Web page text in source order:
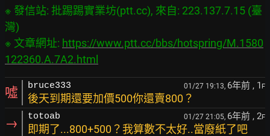
※ 發信站: 批踢踢實業坊(ptt.cc), 來自: 223.137.7.15 (臺
灣)
※ 文章網址: https://www.ptt.cc/bbs/hotspring/M.1580
122360.A.7A2.html
噓 bruce333 01/27 19:13, 6年前 , 1 F
後天到期還要加價500你還賣800？
→ totoab 01/27 21:05, 6年前 , 2F
即期了...800+500？我算數不太好..當廢紙了吧